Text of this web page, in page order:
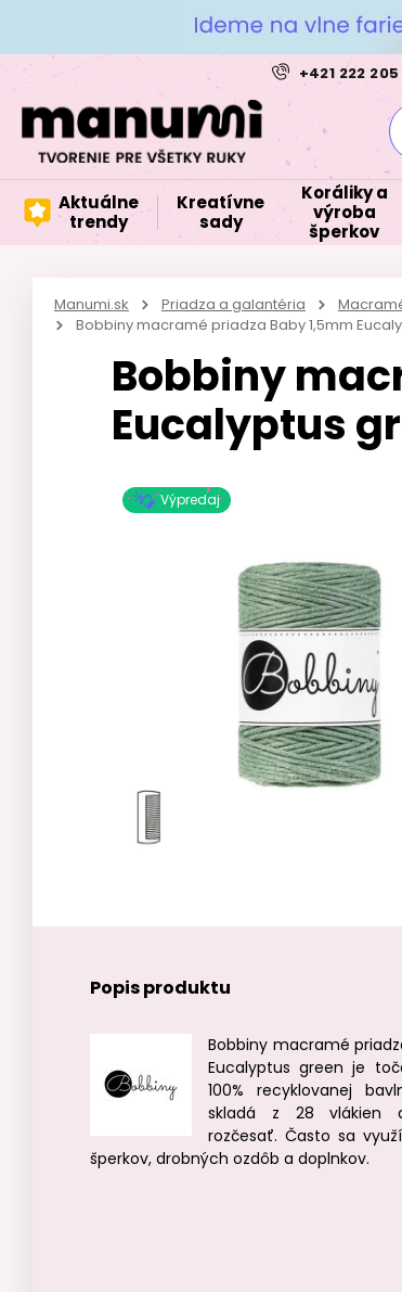
+421 222 205
Aktuálne
trendy
Kreatívne
sady
Koráliky a
výroba
šperkov
Manumi.sk Priadza a galantéria
Bobbiny macramé priadza Baby 1,5mm
Bobbiny
Eucalyptus
Výpredaj
Popis produktu
Bobbiny macramé
Eucalyptus green je
100% recyklovanej
skladá z 28 vlákien
rozčesať. Často sa
šperkov, drobných ozdôb a doplnkov.